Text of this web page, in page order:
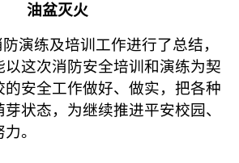
油盆灭火
练及培训工作进行了总结，
这次消防安全培训和演练为契
安全工作做好、做实，把各种
状态，为继续推进平安校园、
。